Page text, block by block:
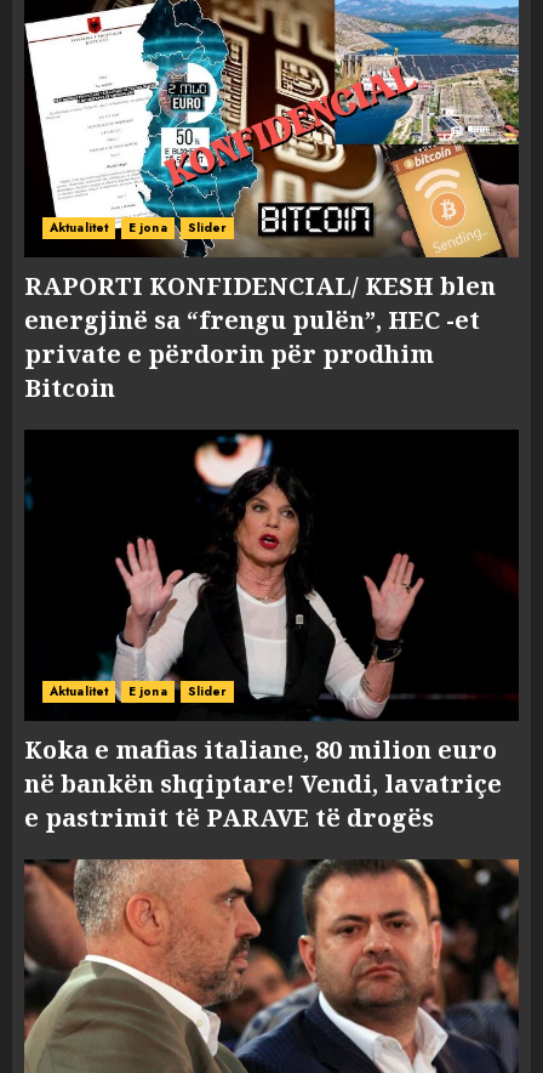
Aktualitet E jona Slider
RAPORTI KONFIDENCIAL/ KESH blen
energjinë sa “frengu pulën”, HEC -et
private e përdorin për prodhim
Bitcoin
Aktualitet E jona Slider
Koka e mafias italiane, 80 milion euro
në bankën shqiptare! Vendi, lavatriçe
e pastrimit të PARAVE të drogës